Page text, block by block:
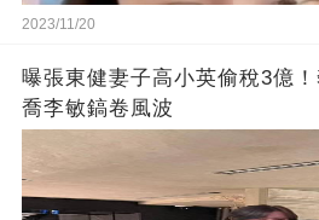
2023/11/20
曝張東健妻子高小英偷稅3億
喬李敏鎬卷風波